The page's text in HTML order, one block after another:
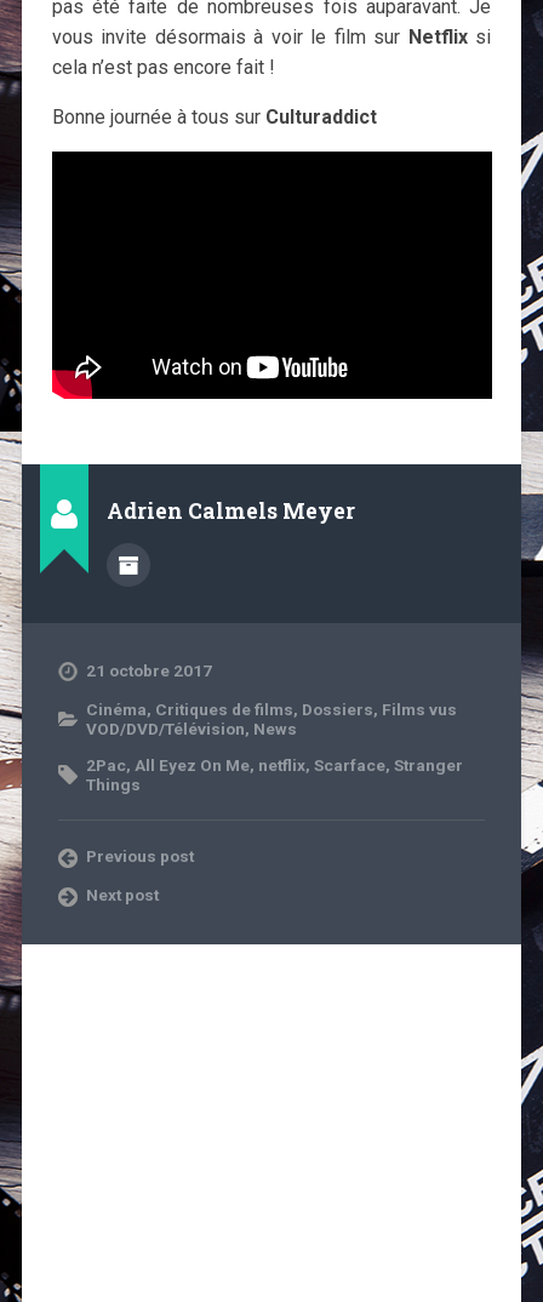
pas été faite de nombreuses fois auparavant. Je
vous invite désormais à voir le film sur Netflixsi
cela n’est pas encore fait !
Bonne journée à tous sur Culturaddict
Adrien Calmels Meyer
21 octobre 2017
Cinéma, Critiques de films, Dossiers, Films vus
VOD/DVD/Télévision, News
2Pac, All Eyez On Me, netflix, Scarface, Stranger
Things
Previous post
Next post